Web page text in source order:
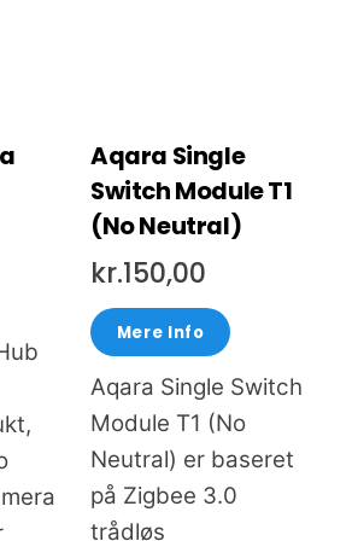
Aqara Single
Switch Module T1
(No Neutral)
kr.150,00
Mere Info
Aqara Single Switch
Module T1 (No
Neutral) er baseret
på Zigbee 3.0
trådløs